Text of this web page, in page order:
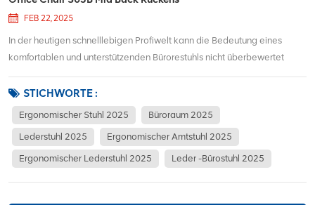
FEB 22, 2025
In der heutigen schnelllebigen Profiwelt kann die Bedeutung eines
komfortablen und unterstützenden Bürorestuhls nicht überbewertet
perfekte Lösung für Personen, die ein Gleichgewicht zwischen Stil,
Komfort und Funktionalität suchen. Ega...
STICHWORTE :
Ergonomischer Stuhl 2025 Büroraum 2025
Lederstuhl 2025 Ergonomischer Amtstuhl 2025
Ergonomischer Lederstuhl 2025 Leder -Bürostuhl 2025